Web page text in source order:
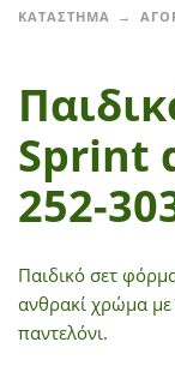
ΚΑΤΑΣΤΗΜΑ
Sprint
252-
Παιδικό σετ
ανθρακί χρώμα
παντελόνι.